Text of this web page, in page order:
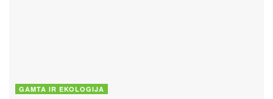
GAMTA IR EKOLOGIJA